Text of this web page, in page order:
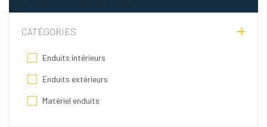
CATÉGORIES
Enduits intérieurs
Enduits extérieurs
Matériel enduits